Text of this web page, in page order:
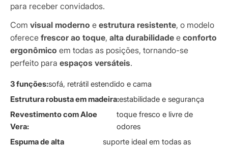
para receber convidados.
Com visual moderno e estrutura resistente, o modelo
oferece frescor ao toque, alta durabilidade e conforto
ergonômico em todas as posições, tornando-se
perfeito para espaços versáteis.
3 funções:sofá, retrátil estendido e cama
Estrutura robusta em madeira:estabilidade e segurança
Revestimento com Aloe
Vera:
toque fresco e livre de
odores
Espuma de alta
suporte ideal em todas as